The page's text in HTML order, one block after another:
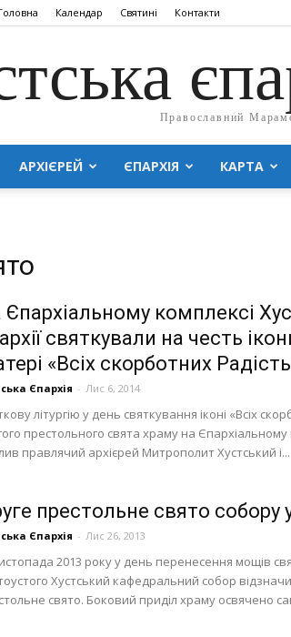
Календар Святині Контакти
Православний
АРХІЄРЕЙ ЄПАРХІЯ КАРТА
Єпархіальному комплексі
святкували на честь
«Всіх скорботних
Єпархія - Лис 6, 2014
літургію у день святкування іконі «Всіх
престольного свята храму на Єпархіальному
правлячий архієрей Митрополит Хустський і...
престольне свято собору
Єпархія - Лис 26, 2013
2013 року у день перенесення мощів
Хустський кафедральний собор
свято. Боковий приділ храму освячено